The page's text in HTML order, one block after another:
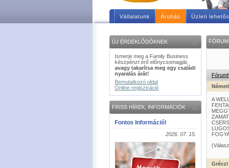
Vállalatunk Áruház Üzleti
ÚJ ÉRDEKLŐDŐKNEK
Ismerje meg a Family Business
készpénzt érő előnycsomagját,
avagy takarítsa meg egy családi
nyaralás árát!
Bemutatkozó oldal
Online regisztráció
FRISS HÍREK, INFORMÁCIÓK
Fontos Információ!
2026. 07. 15.
FÓRUM
A